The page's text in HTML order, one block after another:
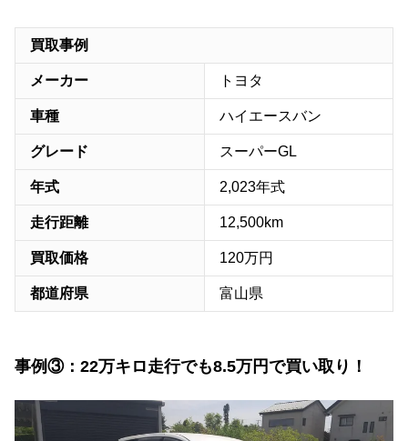
買取事例
メーカー トヨタ
車種 ハイエースバン
グレード スーパーGL
年式 2,023年式
走行距離 12,500km
買取価格 120万円
都道府県 富山県
事例③：22万キロ走行でも8.5万円で買い取り！